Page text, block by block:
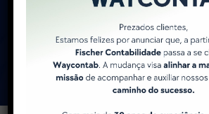
Como a
ajudar você e
empresa